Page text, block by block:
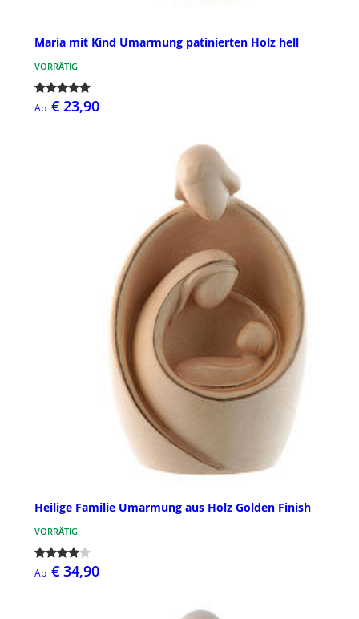
Maria mit Kind Umarmung patinierten Holz hell
VORRÄTIG
Ab € 23,90
Heilige Familie Umarmung aus Holz Golden Finish
VORRÄTIG
Ab € 34,90